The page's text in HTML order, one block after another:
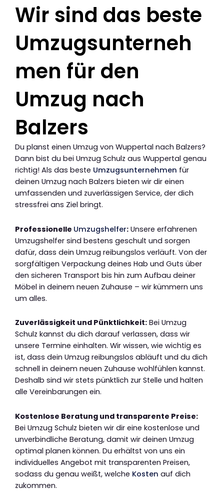
Wir sind das beste
Umzugsunterneh
men für den
Umzug nach
Balzers
Du planst einen Umzug von Wuppertal nach Balzers?
Dann bist du bei Umzug Schulz aus Wuppertal genau
richtig! Als das beste Umzugsunternehmen für
deinen Umzug nach Balzers bieten wir dir einen
umfassenden und zuverlässigen Service, der dich
stressfrei ans Ziel bringt.
Professionelle Umzugshelfer: Unsere erfahrenen
Umzugshelfer sind bestens geschult und sorgen
dafür, dass dein Umzug reibungslos verläuft. Von der
sorgfältigen Verpackung deines Hab und Guts über
den sicheren Transport bis hin zum Aufbau deiner
Möbel in deinem neuen Zuhause – wir kümmern uns
um alles.
Zuverlässigkeit und Pünktlichkeit: Bei Umzug
Schulz kannst du dich darauf verlassen, dass wir
unsere Termine einhalten. Wir wissen, wie wichtig es
ist, dass dein Umzug reibungslos abläuft und du dich
schnell in deinem neuen Zuhause wohlfühlen kannst.
Deshalb sind wir stets pünktlich zur Stelle und halten
alle Vereinbarungen ein.
Kostenlose Beratung und transparente Preise:
Bei Umzug Schulz bieten wir dir eine kostenlose und
unverbindliche Beratung, damit wir deinen Umzug
optimal planen können. Du erhältst von uns ein
individuelles Angebot mit transparenten Preisen,
sodass du genau weißt, welche Kosten auf dich
zukommen.